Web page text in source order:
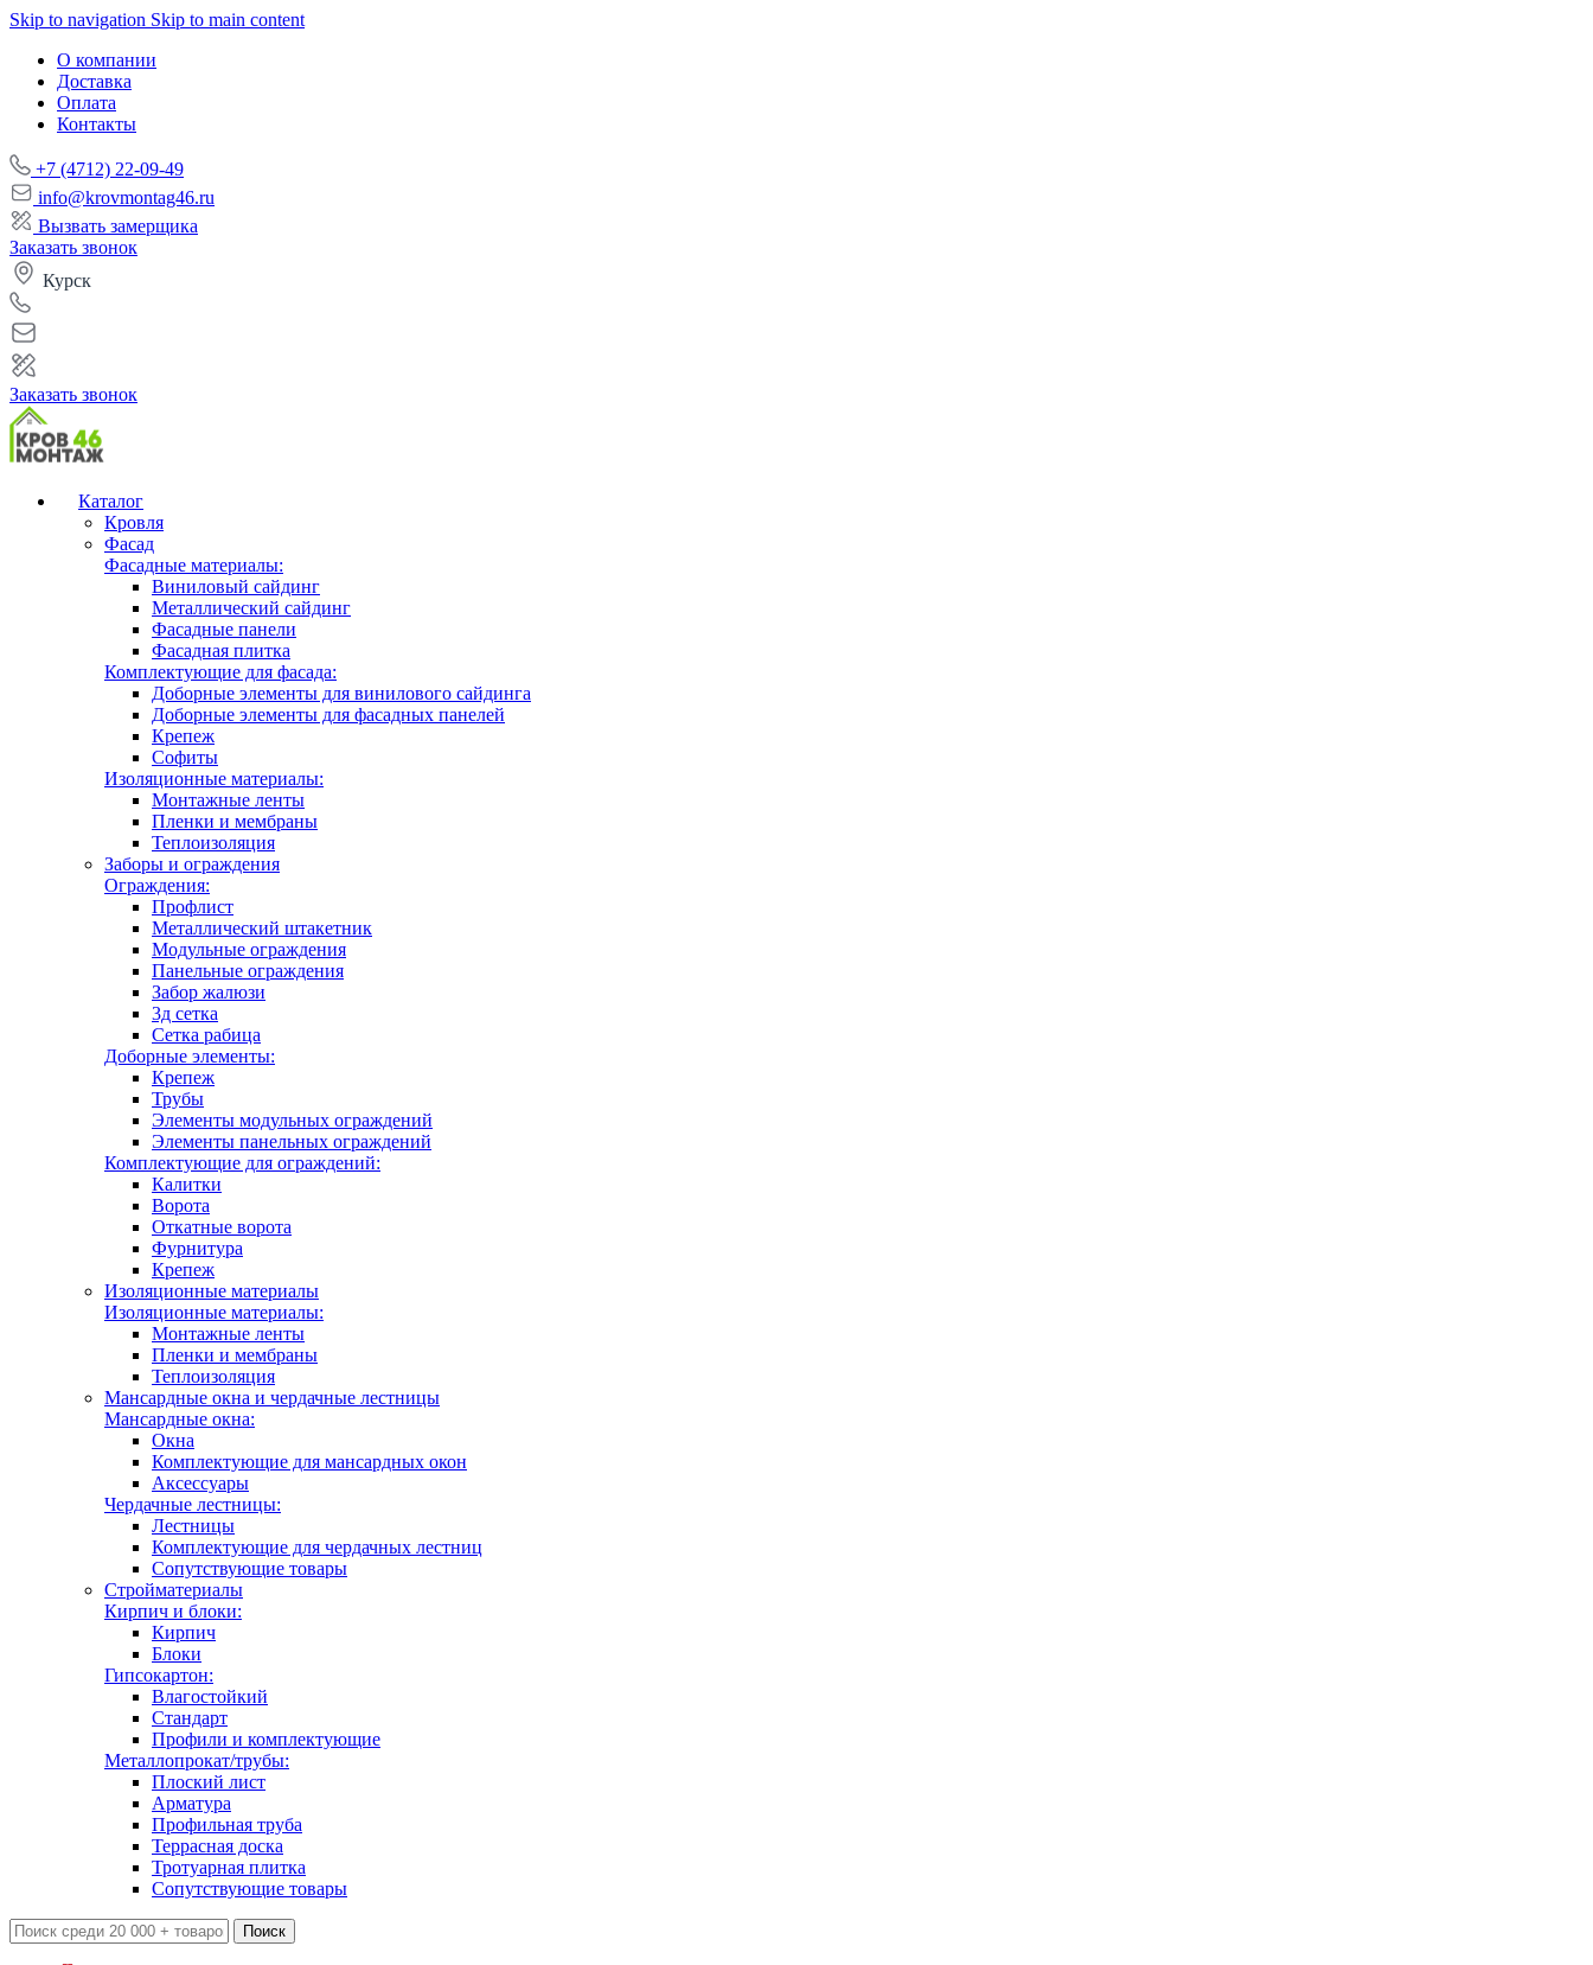
Skip to navigation Skip to main content
О компании
Доставка
Оплата
Контакты
+7 (4712) 22-09-49
info@krovmontag46.ru
Вызвать замерщика
Заказать звонок
Курск
Заказать звонок
Каталог
Кровля
Фасад
Фасадные материалы:
Виниловый сайдинг
Металлический сайдинг
Фасадные панели
Фасадная плитка
Комплектующие для фасада:
Доборные элементы для винилового сайдинга
Доборные элементы для фасадных панелей
Крепеж
Софиты
Изоляционные материалы:
Монтажные ленты
Пленки и мембраны
Теплоизоляция
Заборы и ограждения
Ограждения:
Профлист
Металлический штакетник
Модульные ограждения
Панельные ограждения
Забор жалюзи
3д сетка
Сетка рабица
Доборные элементы:
Крепеж
Трубы
Элементы модульных ограждений
Элементы панельных ограждений
Комплектующие для ограждений:
Калитки
Ворота
Откатные ворота
Фурнитура
Крепеж
Изоляционные материалы
Изоляционные материалы:
Монтажные ленты
Пленки и мембраны
Теплоизоляция
Мансардные окна и чердачные лестницы
Мансардные окна:
Окна
Комплектующие для мансардных окон
Аксессуары
Чердачные лестницы:
Лестницы
Комплектующие для чердачных лестниц
Сопутствующие товары
Стройматериалы
Кирпич и блоки:
Кирпич
Блоки
Гипсокартон:
Влагостойкий
Стандарт
Профили и комплектующие
Металлопрокат/трубы:
Плоский лист
Арматура
Профильная труба
Террасная доска
Тротуарная плитка
Сопутствующие товары
Поиск